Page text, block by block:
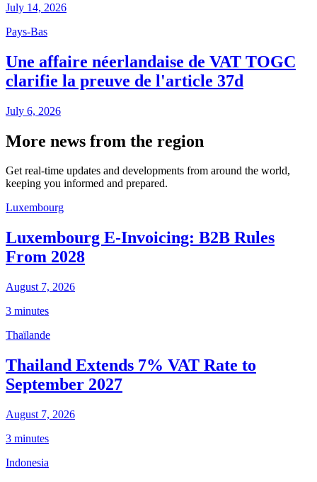
July 14, 2026
Pays-Bas
Une affaire néerlandaise de VAT TOGC
clarifie la preuve de l'article 37d
July 6, 2026
More news from the region
Get real-time updates and developments from around the world,
keeping you informed and prepared.
Luxembourg
Luxembourg E-Invoicing: B2B Rules
From 2028
August 7, 2026
3 minutes
Thaïlande
Thailand Extends 7% VAT Rate to
September 2027
August 7, 2026
3 minutes
Indonesia